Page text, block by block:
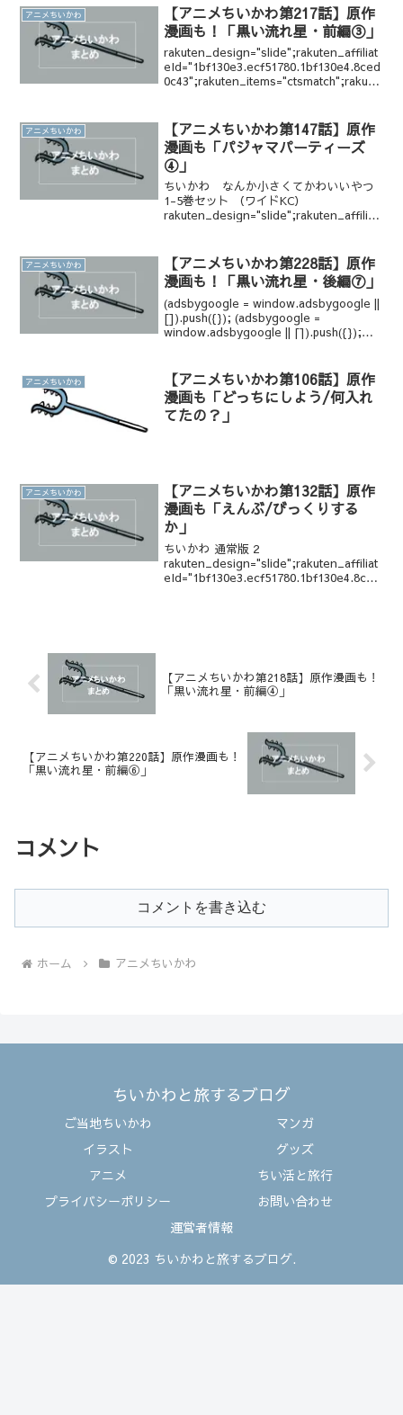
アニメちいかわ
【アニメちいかわ第217話】原作
漫画も！「黒い流れ星・前編③」
rakuten_design="slide";rakuten_affiliat
eId="1bf130e3.ecf51780.1bf130e4.8ced
0c43";rakuten_items="ctsmatch";rakute
アニメちいかわ
【アニメちいかわ第147話】原作
漫画も「パジャマパーティーズ
④」
ちいかわ なんか小さくてかわいいやつ
1-5巻セット （ワイドKC）
rakuten_design="slide";rakuten_affiliat
アニメちいかわ
【アニメちいかわ第228話】原作
漫画も！「黒い流れ星・後編⑦」
(adsbygoogle = window.adsbygoogle ||
[]).push({}); (adsbygoogle =
window.adsbygoogle || []).push({});
アニメちいかわ
【アニメちいかわ第106話】原作
漫画も「どっちにしよう/何入れ
てたの？」
アニメちいかわ
【アニメちいかわ第132話】原作
漫画も「えんぶ/びっくりする
か」
ちいかわ 通常版 2
rakuten_design="slide";rakuten_affiliat
eId="1bf130e3.ecf51780.1bf130e4.8ced
【アニメちいかわ第218話】原作漫画も！
「黒い流れ星・前編④」
【アニメちいかわ第220話】原作漫画も！
「黒い流れ星・前編⑥」
コメント
コメントを書き込む
ホーム アニメちいかわ
ちいかわと旅するブログ
ご当地ちいかわ
マンガ
イラスト
グッズ
アニメ
ちい活と旅行
プライバシーポリシー
お問い合わせ
運営者情報
© 2023 ちいかわと旅するブログ.